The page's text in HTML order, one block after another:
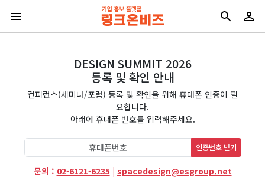
DESIGN SUMMIT 2026
등록 및 확인 안내
컨퍼런스(세미나/포럼) 등록 및 확인을 위해 휴대폰 인증이 필
요합니다.
아래에 휴대폰 번호를 입력해주세요.
인증번호 받기
문의 : 02-6121-6235 | spacedesign@esgroup.net